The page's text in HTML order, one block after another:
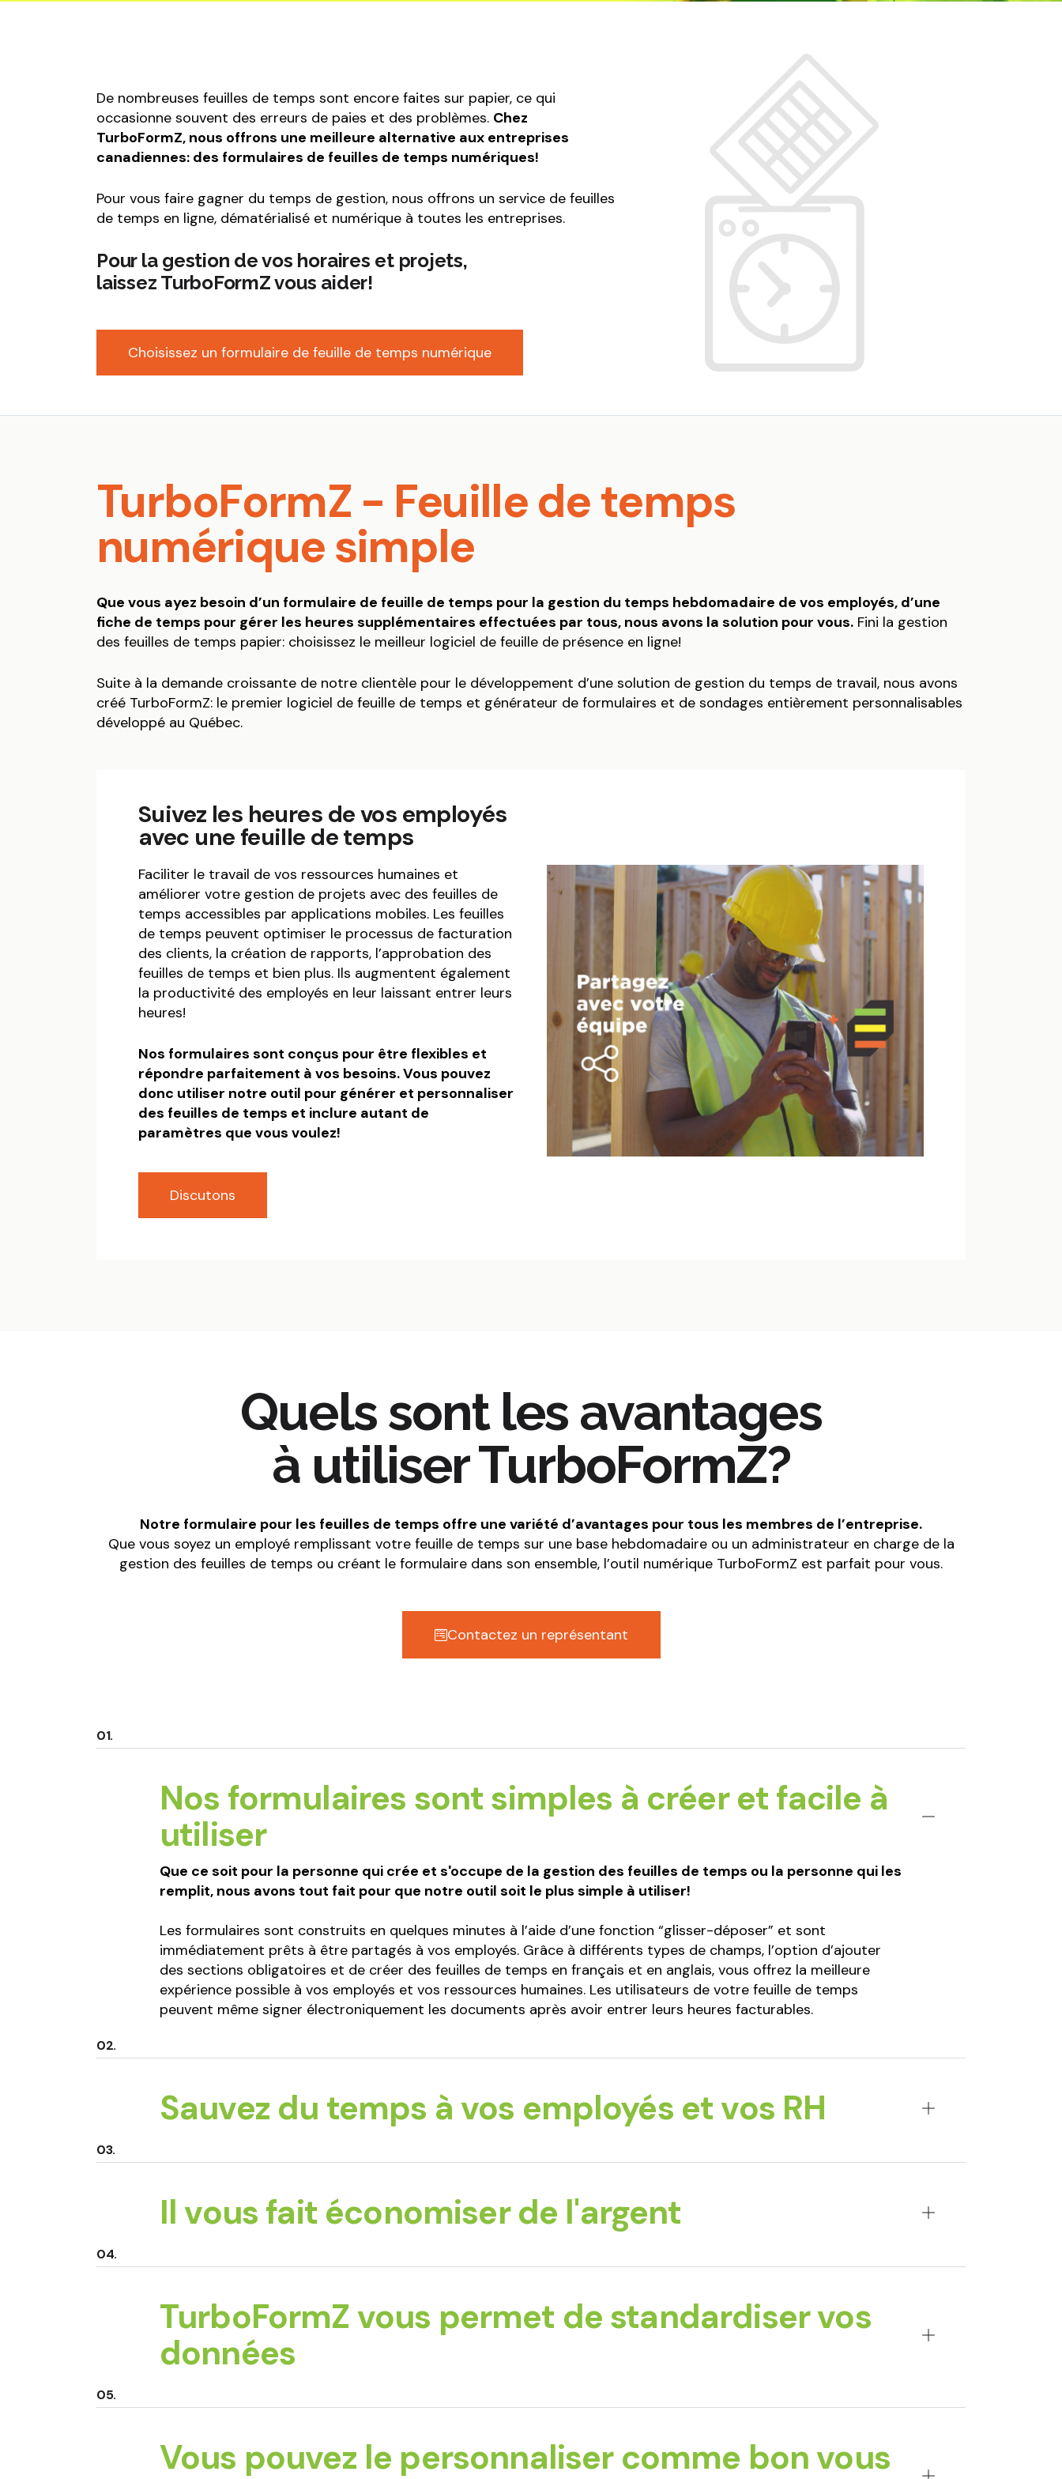
Formulaire de soumission
Formulaire de facture
Formulaire de journal de
Formulaire de décharge de
Responsabilité
chantier
Formulaire de décharge de
Responsabilité
De nombreuses feuilles de temps sont encore faites sur papier, ce qui
occasionne souvent des erreurs de paies et des problèmes. Chez
TurboFormZ, nous offrons une meilleure alternative aux entreprises
canadiennes: des formulaires de feuilles de temps numériques!
Pour vous faire gagner du temps de gestion, nous offrons un service de feuilles
de temps en ligne, dématérialisé et numérique à toutes les entreprises.
Pour la gestion de vos horaires et projets,
laissez TurboFormZ vous aider!
Choisissez un formulaire de feuille de temps numérique
TurboFormZ - Feuille de temps
numérique simple
Que vous ayez besoin d’un formulaire de feuille de temps pour la gestion du temps hebdomadaire de vos employés, d’une
fiche de temps pour gérer les heures supplémentaires effectuées par tous, nous avons la solution pour vous. Fini la gestion
des feuilles de temps papier: choisissez le meilleur logiciel de feuille de présence en ligne!
Suite à la demande croissante de notre clientèle pour le développement d’une solution de gestion du temps de travail, nous avons
créé TurboFormZ: le premier logiciel de feuille de temps et générateur de formulaires et de sondages entièrement personnalisables
développé au Québec.
Suivez les heures de vos employés
avec une feuille de temps
Faciliter le travail de vos ressources humaines et
améliorer votre gestion de projets avec des feuilles de
temps accessibles par applications mobiles. Les feuilles
de temps peuvent optimiser le processus de facturation
des clients, la création de rapports, l’approbation des
feuilles de temps et bien plus. Ils augmentent également
la productivité des employés en leur laissant entrer leurs
heures!
Nos formulaires sont conçus pour être flexibles et
répondre parfaitement à vos besoins. Vous pouvez
donc utiliser notre outil pour générer et personnaliser
des feuilles de temps et inclure autant de
paramètres que vous voulez!
Discutons
Quels sont les avantages
à utiliser TurboFormZ?
Notre formulaire pour les feuilles de temps offre une variété d’avantages pour tous les membres de l’entreprise.
Que vous soyez un employé remplissant votre feuille de temps sur une base hebdomadaire ou un administrateur en charge de la
gestion des feuilles de temps ou créant le formulaire dans son ensemble, l’outil numérique TurboFormZ est parfait pour vous.
Contactez un représentant
Nos formulaires sont simples à créer et facile à
utiliser
Que ce soit pour la personne qui crée et s'occupe de la gestion des feuilles de temps ou la personne qui les
remplit, nous avons tout fait pour que notre outil soit le plus simple à utiliser!
Les formulaires sont construits en quelques minutes à l’aide d’une fonction “glisser-déposer” et sont
immédiatement prêts à être partagés à vos employés. Grâce à différents types de champs, l’option d’ajouter
des sections obligatoires et de créer des feuilles de temps en français et en anglais, vous offrez la meilleure
expérience possible à vos employés et vos ressources humaines. Les utilisateurs de votre feuille de temps
peuvent même signer électroniquement les documents après avoir entrer leurs heures facturables.
Sauvez du temps à vos employés et vos RH
Il vous fait économiser de l'argent
TurboFormZ vous permet de standardiser vos
données
Vous pouvez le personnaliser comme bon vous